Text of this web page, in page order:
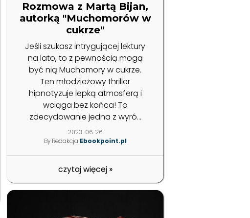
Rozmowa z Martą Bijan,
autorką "Muchomorów w
cukrze"
Jeśli szukasz intrygującej lektury
na lato, to z pewnością mogą
być nią Muchomory w cukrze.
Ten młodzieżowy thriller
hipnotyzuje lepką atmosferą i
wciąga bez końca! To
zdecydowanie jedna z wyró...
2023-06-26
By Redakcja Ebookpoint.pl
czytaj więcej »